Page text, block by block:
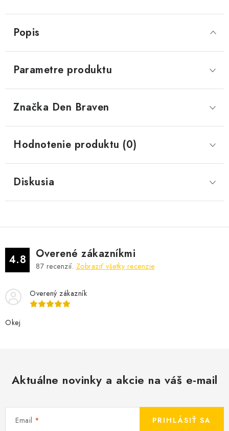
Popis
Parametre produktu
Značka Den Braven
Hodnotenie produktu (0)
Diskusia
4.8 Overené zákazníkmi
87 recenzií. Zobraziť všetky recenzie
Overený zákazník
Okej
Aktuálne novinky a akcie na váš e-mail
Email PRIHLÁSIŤ SA